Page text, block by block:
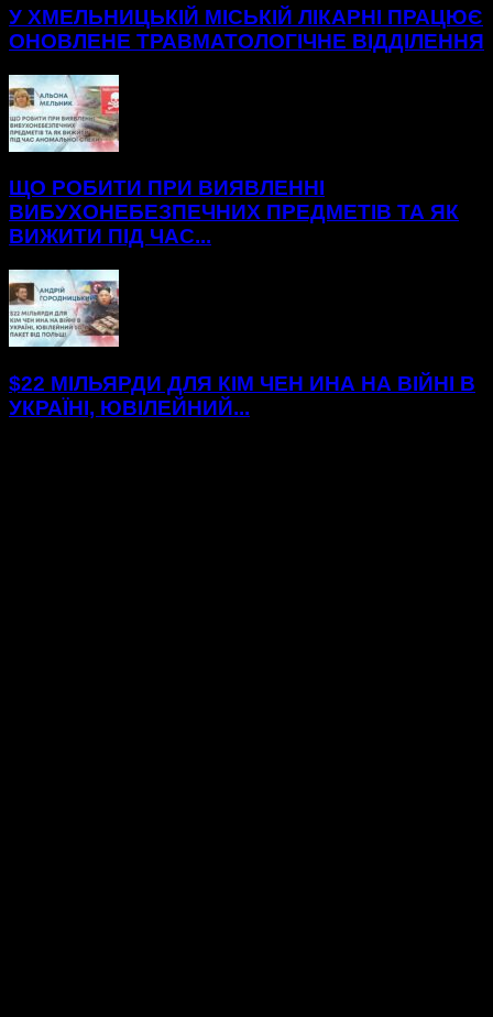
У ХМЕЛЬНИЦЬКІЙ МІСЬКІЙ ЛІКАРНІ ПРАЦЮЄ
ОНОВЛЕНЕ ТРАВМАТОЛОГІЧНЕ ВІДДІЛЕННЯ
ЩО РОБИТИ ПРИ ВИЯВЛЕННІ
ВИБУХОНЕБЕЗПЕЧНИХ ПРЕДМЕТІВ ТА ЯК
ВИЖИТИ ПІД ЧАС...
$22 МІЛЬЯРДИ ДЛЯ КІМ ЧЕН ИНА НА ВІЙНІ В
УКРАЇНІ, ЮВІЛЕЙНИЙ...